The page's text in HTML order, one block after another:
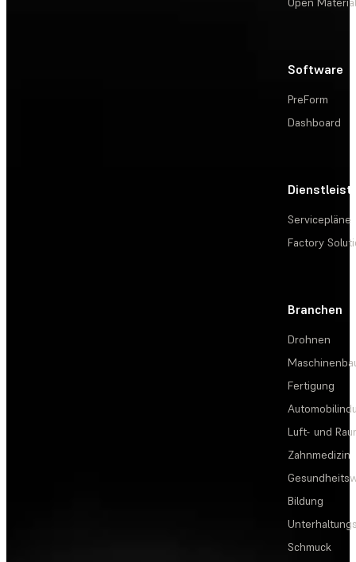
Software
PreForm
Dashboard
Servicepläne
Factory
Branchen
Drohnen
Fertigung
Luft- und
Zahnmedizin
Bildung
Schmuck